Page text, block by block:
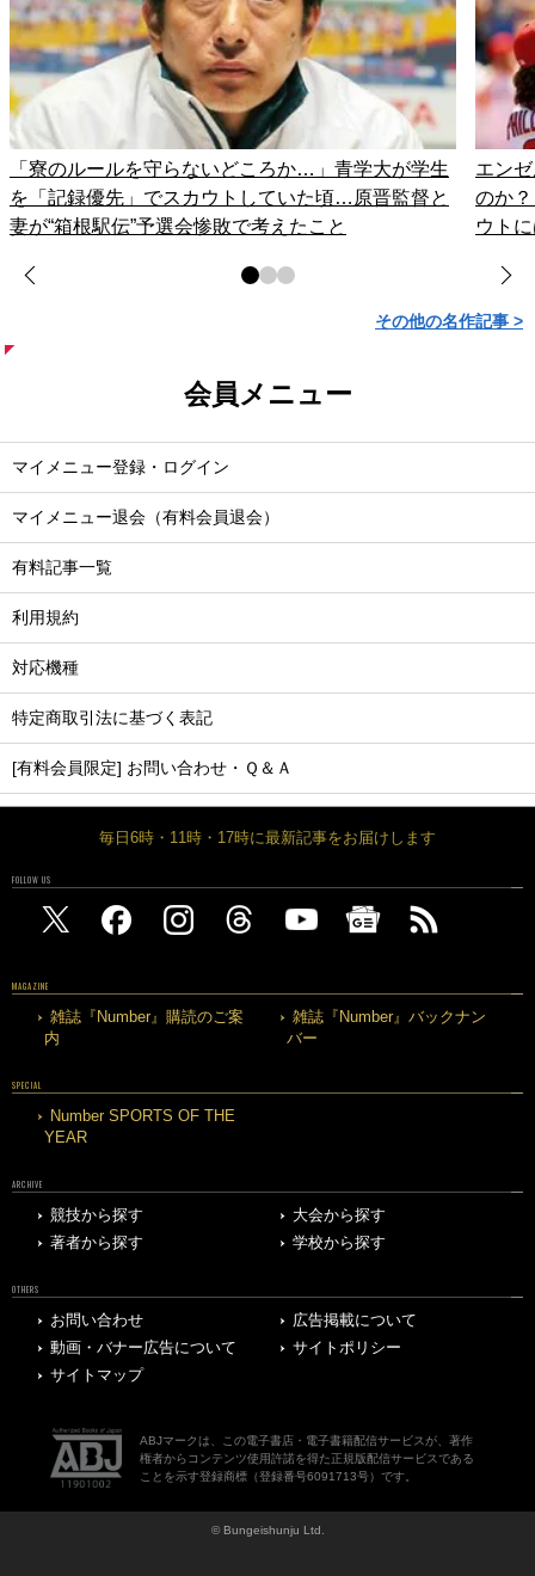
「寮のルールを守らないどころか…」青学大が学生
を「記録優先」でスカウトしていた頃…原晋監督と
妻が“箱根駅伝”予選会惨敗で考えたこと
エン
のか
ウト
その他の名作記事 >
会員メニュー
マイメニュー登録・ログイン
マイメニュー退会（有料会員退会）
有料記事一覧
利用規約
対応機種
特定商取引法に基づく表記
[有料会員限定] お問い合わせ・Ｑ＆Ａ
毎日6時・11時・17時に最新記事をお届けします
FOLLOW US
MAGAZINE
雑誌『Number』購読のご案
内
雑誌『Number』バックナン
バー
SPECIAL
Number SPORTS OF THE
YEAR
ARCHIVE
競技から探す
大会から探す
著者から探す
学校から探す
OTHERS
お問い合わせ
広告掲載について
動画・バナー広告について
サイトポリシー
サイトマップ
ABJマークは、この電子書店・電子書籍配信サービスが、著作
権者からコンテンツ使用許諾を得た正規版配信サービスである
ことを示す登録商標（登録番号6091713号）です。
© Bungeishunju Ltd.